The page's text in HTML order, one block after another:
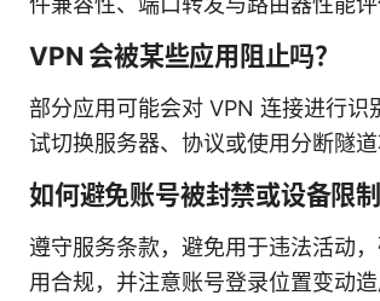
VPN 会被某些应用阻止吗？
部分应用可能会对 VPN 连接进行识
试切换服务器、协议或使用分断隧道
如何避免账号被封禁或设备限制
遵守服务条款，避免用于违法活动
用合规，并注意账号登录位置变动